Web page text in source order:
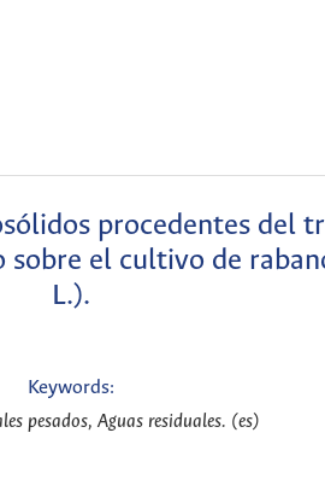
procedentes del
el cultivo de
L.).
Keywords:
pesados, Aguas residuales. (es)